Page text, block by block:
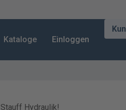
Kataloge Einloggen
Hydraulik!